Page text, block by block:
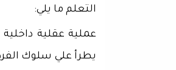
التعلم ما يلي:
عملية عقلية
يطرأ علي سلوك